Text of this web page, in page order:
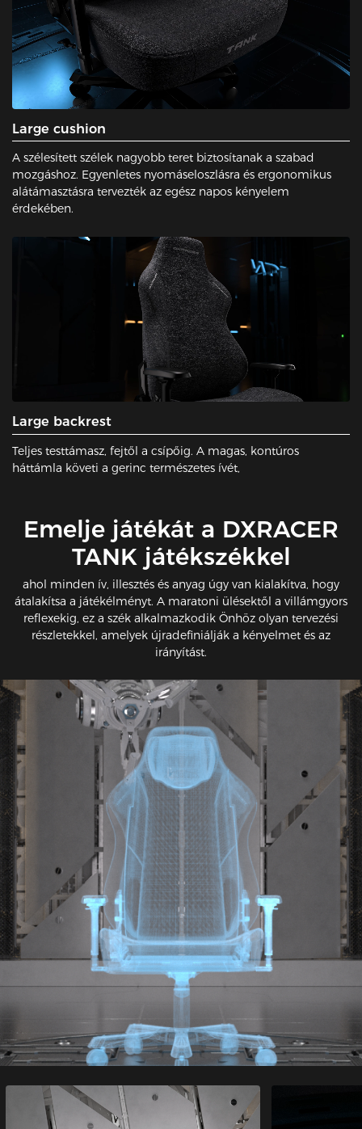
Large cushion
A szélesített szélek nagyobb teret biztosítanak a szabad
mozgáshoz. Egyenletes nyomáseloszlásra és ergonomikus
alátámasztásra tervezték az egész napos kényelem
érdekében.
Large backrest
Teljes testtámasz, fejtől a csípőig. A magas, kontúros
háttámla követi a gerinc természetes ívét,
​Emelje játékát a DXRACER
TANK játékszékkel
ahol minden ív, illesztés és anyag úgy van kialakítva, hogy
átalakítsa a játékélményt. A maratoni ülésektől a villámgyors
reflexekig, ez a szék alkalmazkodik Önhöz olyan tervezési
részletekkel, amelyek újradefiniálják a kényelmet és az
irányítást.